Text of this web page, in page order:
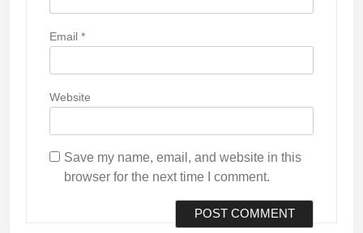
Email *
Website
Save my name, email, and website in this
browser for the next time I comment.